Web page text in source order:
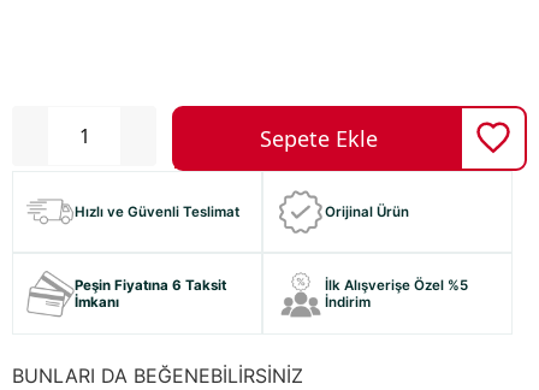
Hızlı ve Güvenli Teslimat Orijinal Ürün
Peşin Fiyatına 6 Taksit
İmkanı
İlk Alışverişe Özel %5
İndirim
BUNLARI DA BEĞENEBİLİRSİNİZ